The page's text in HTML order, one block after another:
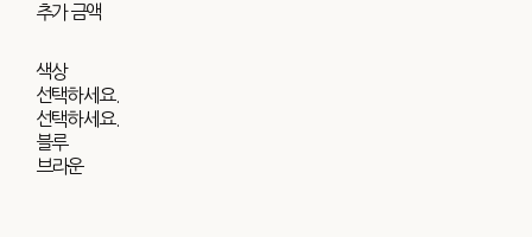
추가 금액
색상
선택하세요.
선택하세요.
블루
브라운